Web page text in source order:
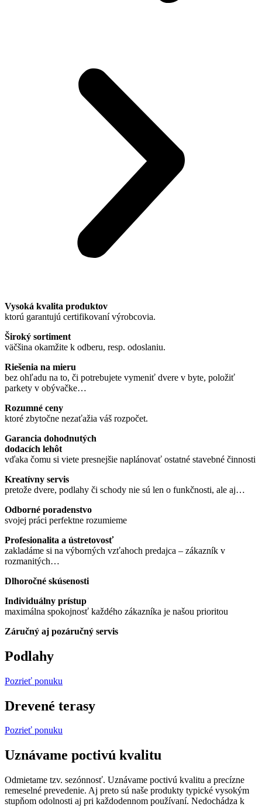
Vysoká kvalita produktov
ktorú garantujú certifikovaní výrobcovia.
Široký sortiment
väčšina okamžite k odberu, resp. odoslaniu.
Riešenia na mieru
bez ohľadu na to, či potrebujete vymeniť dvere v byte, položiť
parkety v obývačke…
Rozumné ceny
ktoré zbytočne nezaťažia váš rozpočet.
Garancia dohodnutých
dodacích lehôt
vďaka čomu si viete presnejšie naplánovať ostatné stavebné činnosti
Kreatívny servis
pretože dvere, podlahy či schody nie sú len o funkčnosti, ale aj…
Odborné poradenstvo
svojej práci perfektne rozumieme
Profesionalita a ústretovosť
zakladáme si na výborných vzťahoch predajca – zákazník v
rozmanitých…
Dlhoročné skúsenosti
Individuálny prístup
maximálna spokojnosť každého zákazníka je našou prioritou
Záručný aj pozáručný servis
Podlahy
Pozrieť ponuku
Drevené terasy
Pozrieť ponuku
Uznávame poctivú kvalitu
Odmietame tzv. sezónnosť. Uznávame poctivú kvalitu a precízne
remeselné prevedenie. Aj preto sú naše produkty typické vysokým
stupňom odolnosti aj pri každodennom používaní. Nedochádza k